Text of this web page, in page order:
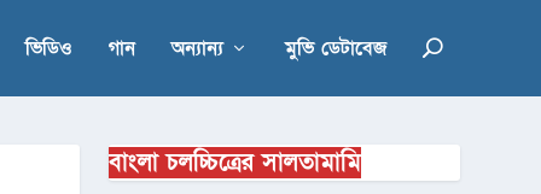
ভিডিও গান অন্যান্য মুভি ডেটাবেজ
বাংলা চলচ্চিত্রের সালতামামি